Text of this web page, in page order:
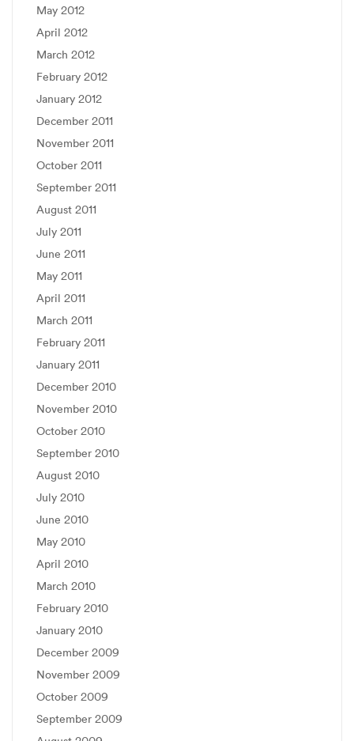
May 2012
April 2012
March 2012
February 2012
January 2012
December 2011
November 2011
October 2011
September 2011
August 2011
July 2011
June 2011
May 2011
April 2011
March 2011
February 2011
January 2011
December 2010
November 2010
October 2010
September 2010
August 2010
July 2010
June 2010
May 2010
April 2010
March 2010
February 2010
January 2010
December 2009
November 2009
October 2009
September 2009